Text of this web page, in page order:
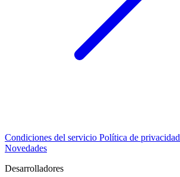
Condiciones del servicio Política de privacidad
Novedades
Desarrolladores